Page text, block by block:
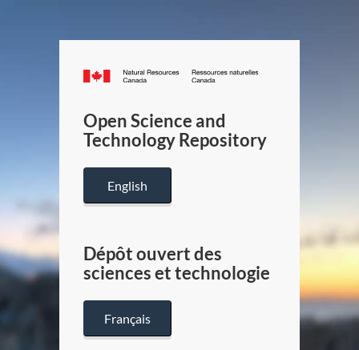
Canada.ca
/
Canada
Open Science and
Technology Repository
English
Dépôt ouvert des
sciences et technologie
Français